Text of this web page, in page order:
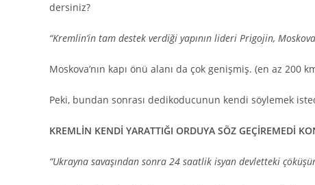
dersiniz?
“Kremlin’in tam destek verdiği yapının lideri Prigojin,
Moskova’nın kapı önü alanı da çok genişmiş. (en az 200
Peki, bundan sonrası dedikoducunun kendi söylemek
KREMLİN KENDİ YARATTIĞI ORDUYA SÖZ GEÇİREMEDİ
“Ukrayna savaşından sonra 24 saatlik isyan devletteki